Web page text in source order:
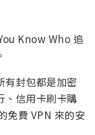
Know Who 追
有封包都是加密
、信用卡刷卡購
免費 VPN 來的安